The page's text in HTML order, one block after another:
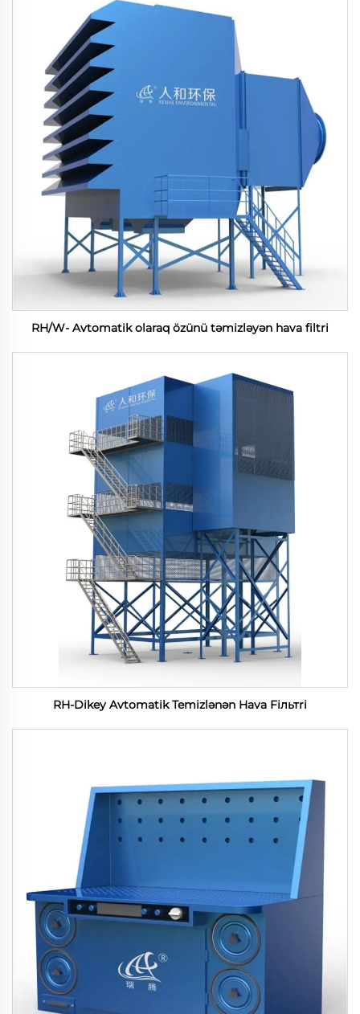
RH/W- Avtomatik olaraq özünü təmizləyən hava filtri
RH-Dikey Avtomatik Temizlənən Hava Fiльтri